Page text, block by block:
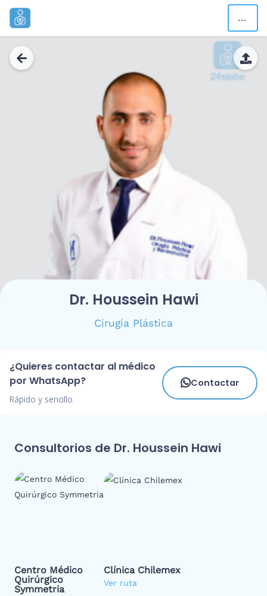
Dr. Houssein Hawi
Cirugía Plástica
¿Quieres contactar al médico
por WhatsApp?
Rápido y sencillo.
Contactar
Consultorios de Dr. Houssein Hawi
Centro Médico
Quirúrgico
Symmetria
Clínica Chilemex
Ver ruta